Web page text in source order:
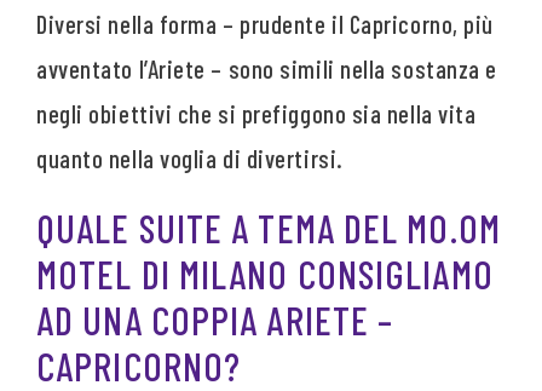
Diversi nella forma – prudente il Capricorno, più
avventato l’Ariete – sono simili nella sostanza e
negli obiettivi che si prefiggono sia nella vita
quanto nella voglia di divertirsi.
QUALE SUITE A TEMA DEL MO.OM
MOTEL DI MILANO CONSIGLIAMO
AD UNA COPPIA ARIETE –
CAPRICORNO?